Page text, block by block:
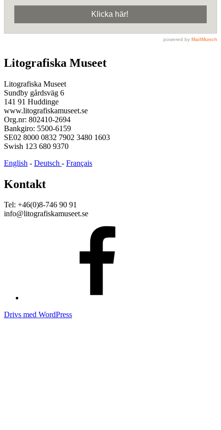
Litografiska Museet
Litografiska Museet
Sundby gårdsväg 6
141 91 Huddinge
www.litografiskamuseet.se
Org.nr: 802410-2694
Bankgiro: 5500-6159
SE02 8000 0832 7902 3480 1603
Swish 123 680 9370
English - Deutsch - Français
Kontakt
Tel: +46(0)8-746 90 91
info@litografiskamuseet.se
Drivs med WordPress